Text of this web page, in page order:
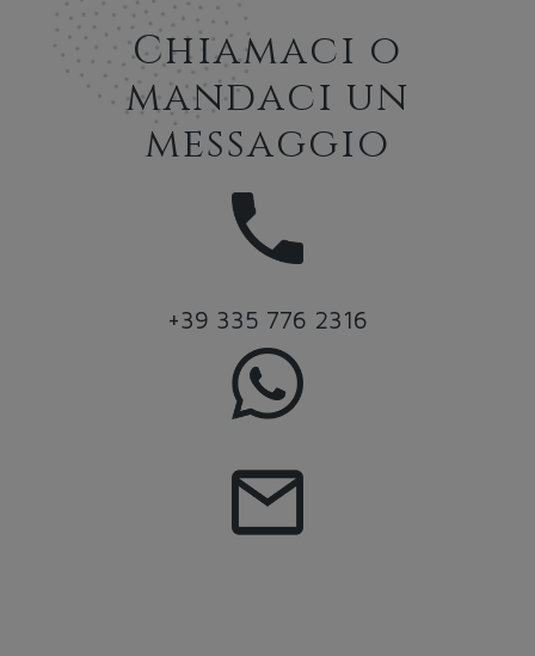
Chiamaci o
mandaci un
messaggio
+39 335 776 2316